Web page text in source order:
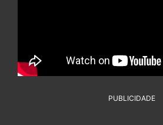
PUBLICIDADE